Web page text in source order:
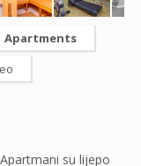
Apartments
su lijepo